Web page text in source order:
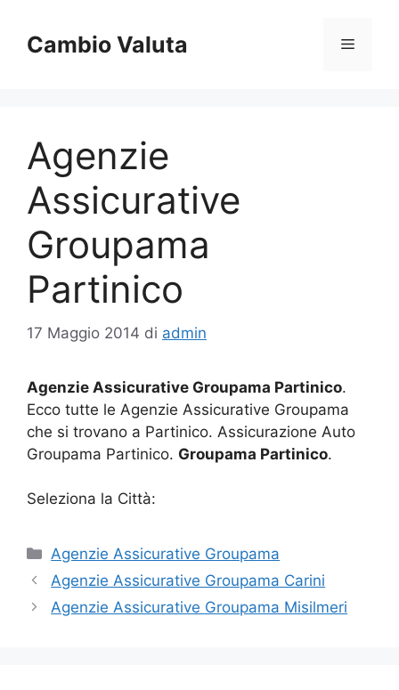
contenuto
Cambio Valuta Menu
Agenzie
Assicurative
Groupama
Partinico
17 Maggio 2014 di admin
Agenzie Assicurative Groupama Partinico.
Ecco tutte le Agenzie Assicurative Groupama
che si trovano a Partinico. Assicurazione Auto
Groupama Partinico. Groupama Partinico.
Seleziona la Città:
Categorie
Agenzie Assicurative Groupama
Agenzie Assicurative Groupama Carini
Agenzie Assicurative Groupama Misilmeri